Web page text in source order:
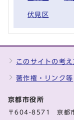
伏見区
このサイトの考え
著作権・リンク等
京都市役所
〒604-8571 京都市